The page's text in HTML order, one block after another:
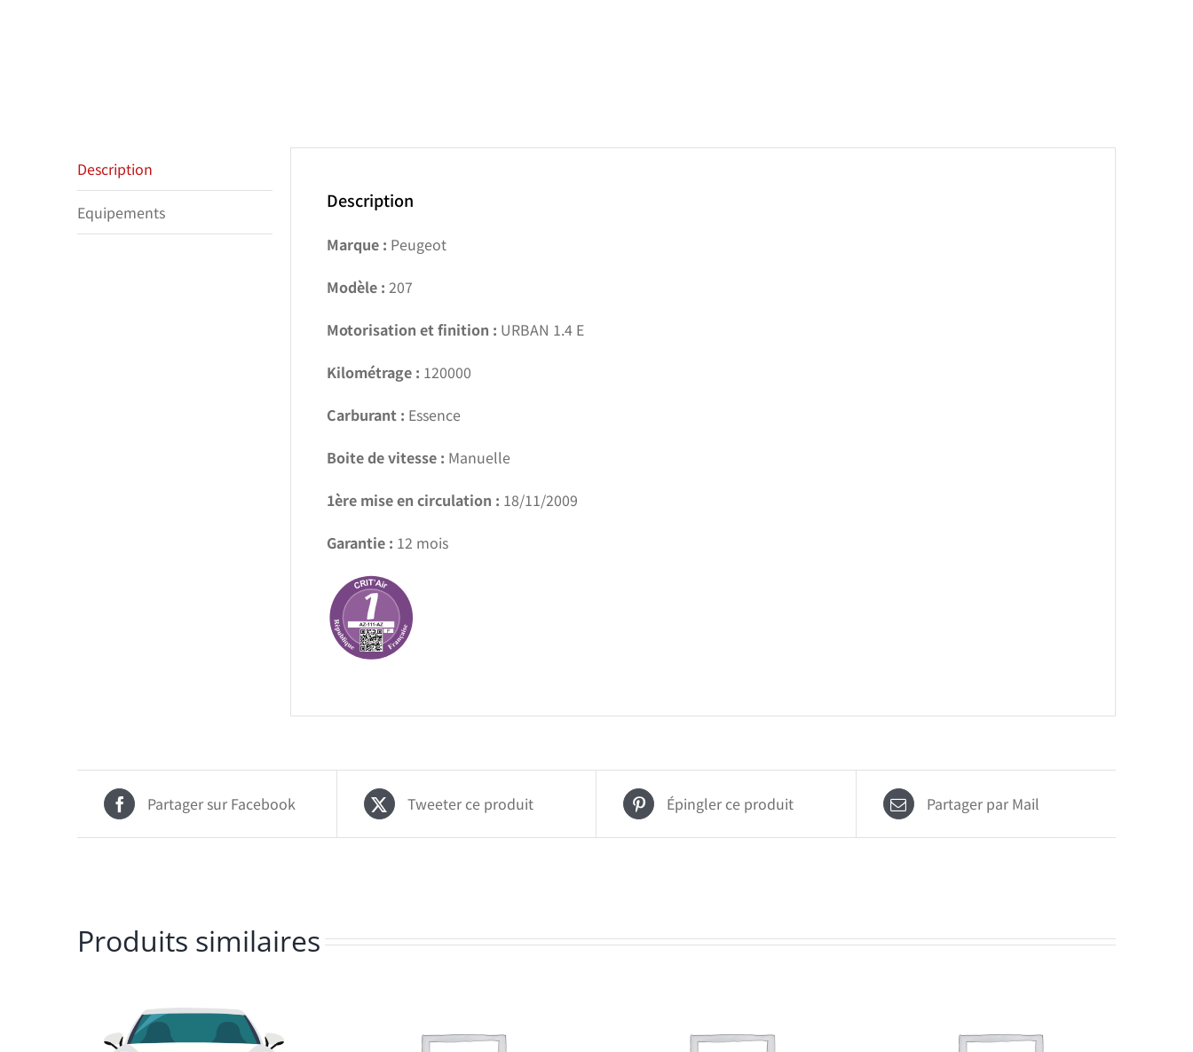
Description
Equipements
Description
Marque : Peugeot
Modèle : 207
Motorisation et finition : URBAN 1.4 E
Kilométrage : 120000
Carburant : Essence
Boite de vitesse : Manuelle
1ère mise en circulation : 18/11/2009
Garantie : 12 mois
Partager sur Facebook Tweeter ce produit Épingler ce produit Partager par Mail
Produits similaires